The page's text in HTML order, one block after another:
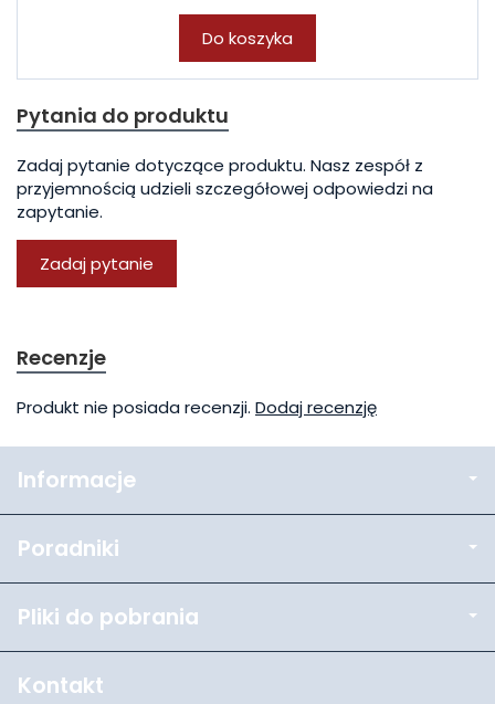
Do koszyka
Pytania do produktu
Zadaj pytanie dotyczące produktu. Nasz zespół z
przyjemnością udzieli szczegółowej odpowiedzi na
zapytanie.
Zadaj pytanie
Recenzje
Produkt nie posiada recenzji. Dodaj recenzję
Informacje
Poradniki
Pliki do pobrania
Kontakt